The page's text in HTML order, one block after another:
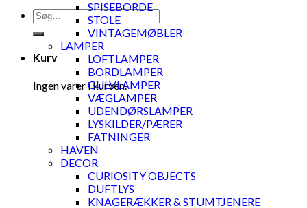
Søg
efter:
Kurv
Ingen varer i kurven.
SPISEBORDE
STOLE
VINTAGEMØBLER
LAMPER
LOFTLAMPER
BORDLAMPER
GULVLAMPER
VÆGLAMPER
UDENDØRSLAMPER
LYSKILDER/PÆRER
FATNINGER
HAVEN
DECOR
CURIOSITY OBJECTS
DUFTLYS
KNAGERÆKKER & STUMTJENERE